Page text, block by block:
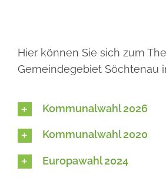
UNSER ORT
Hier können Sie sich zum
Gemeindegebiet Söchtenau
Kommunalwahl 2026
Kommunalwahl 2020
Europawahl 2024